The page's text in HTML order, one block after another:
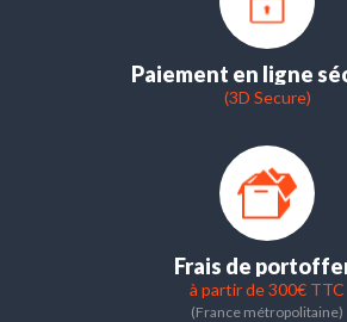
Paiement en ligne
(3D Secure)
Frais de port
à partir de 300€ TTC
(France métropolitaine)